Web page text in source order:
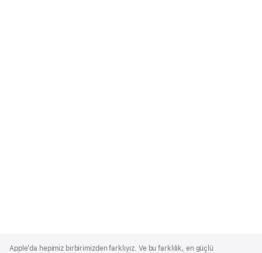
Footer
Apple’da hepimiz birbirimizden farklıyız. Ve bu farklılık, en güçlü